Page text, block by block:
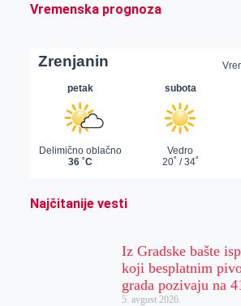
Vremenska prognoza
Najčitanije vesti
Iz Gradske bašte
koji besplatnim
grada pozivaju na
5. avgust 2026.